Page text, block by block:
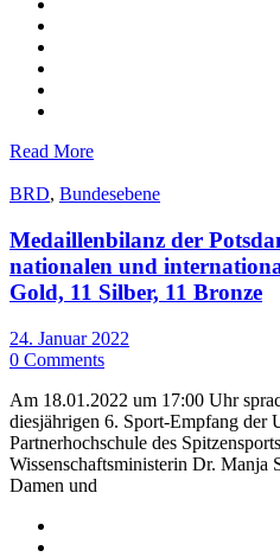
Read More
BRD, Bundesebene
Medaillenbilanz der
nationalen und
Gold, 11 Silber, 11 Bronze
24. Januar 2022
0 Comments
Am 18.01.2022 um 17:00 Uhr
diesjährigen 6. Sport-Empfang der
Partnerhochschule des
Wissenschaftsministerin Dr. Manja
Damen und